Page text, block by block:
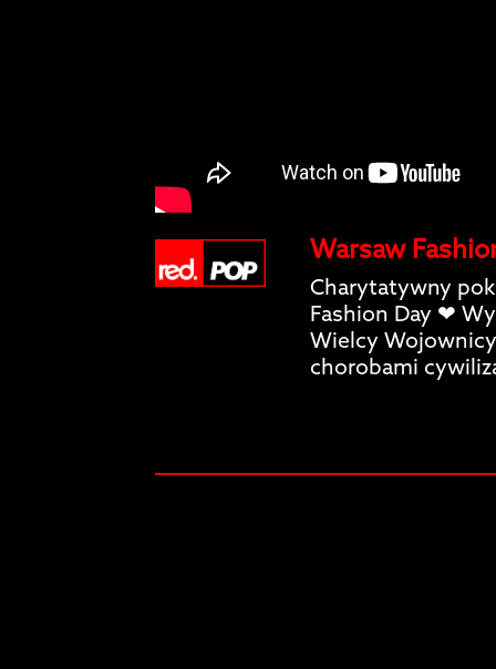
Warsaw
Charytatywny
Fashion Day ❤
Wielcy
chorobami